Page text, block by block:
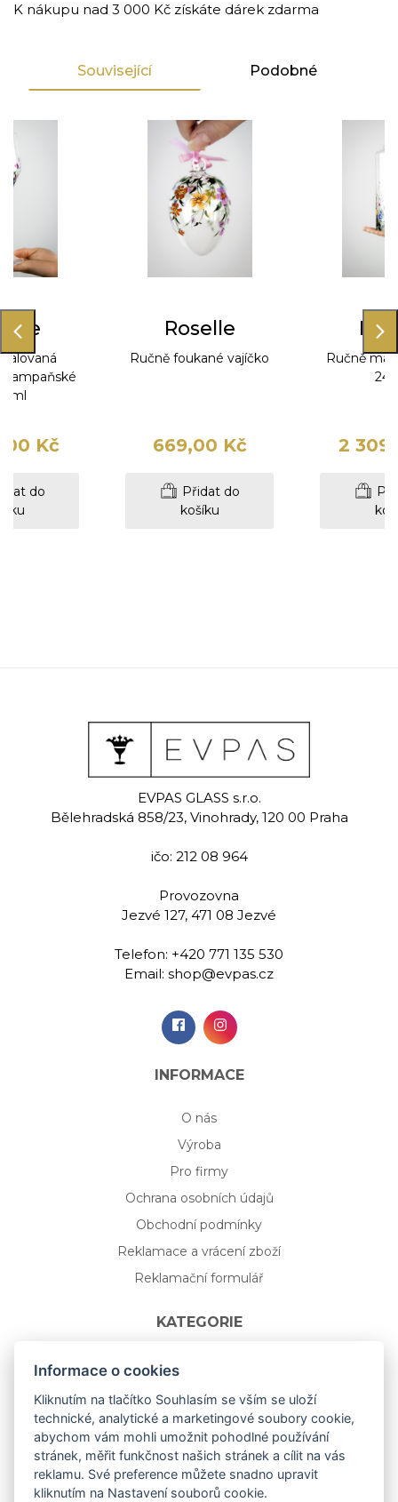
K nákupu nad 3 000 Kč získáte dárek zdarma
Související Podobné
šampaňské
ml
Kč
do
Roselle
Ručně foukané vajíčko
669,00 Kč
Přidat do
košíku
Ručně
24
2
bílé víno
Tulips
Ručně malovaná
sklenice na bílé víno
949,00 Kč
košíku
sklenice
EVPAS GLASS s.r.o.
Bělehradská 858/23, Vinohrady, 120 00 Praha
ičo: 212 08 964
Provozovna
Jezvé 127, 471 08 Jezvé
Telefon: +420 771 135 530
Email: shop@evpas.cz
INFORMACE
O nás
Výroba
Pro firmy
Ochrana osobních údajů
Obchodní podmínky
Reklamace a vrácení zboží
Reklamační formulář
KATEGORIE
Nápojové sklo
Bydlení
Dárkový poukaz na míru
Mystery box
Kolekce
NOVÁ rozkvetlá KOLEKCE 🌸🌼
Informace o cookies
Kliknutím na tlačítko Souhlasím se vším se uloží
technické, analytické a marketingové soubory cookie,
abychom vám mohli umožnit pohodlné používání
stránek, měřit funkčnost našich stránek a cílit na vás
reklamu. Své preference můžete snadno upravit
kliknutím na Nastavení souborů cookie.